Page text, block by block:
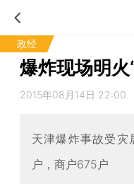
政经
爆炸现场明火
2015年08月14日 22:00
天津爆炸事故受灾
户，商户675户